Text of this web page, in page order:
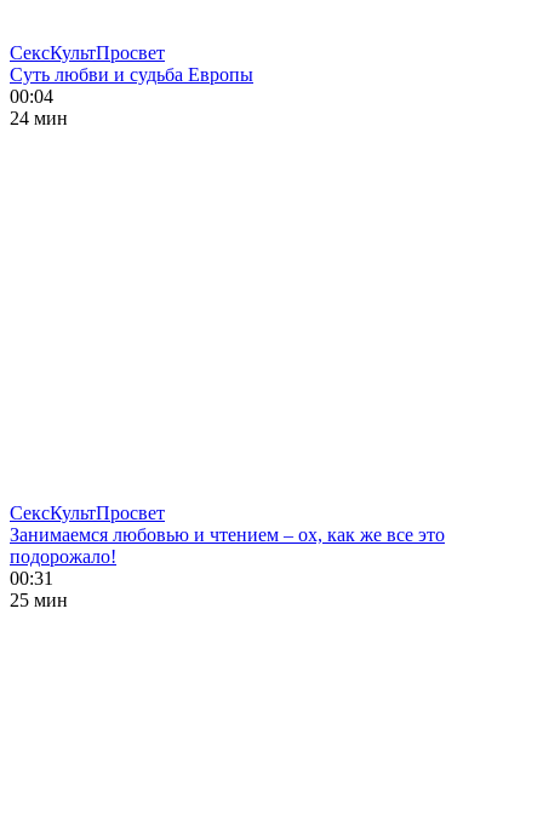
СексКультПросвет
Суть любви и судьба Европы
00:04
24 мин
СексКультПросвет
Занимаемся любовью и чтением – ох, как же все это
подорожало!
00:31
25 мин